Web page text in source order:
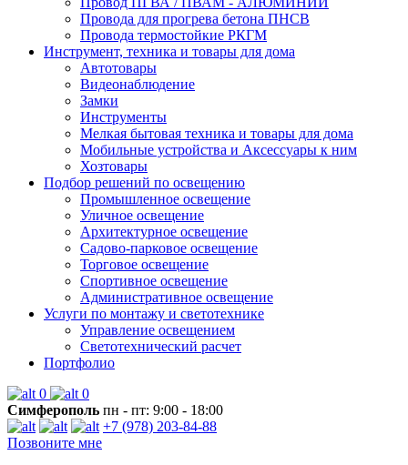
Провода для прогрева бетона ПНСВ
Провода термостойкие РКГМ
Инструмент, техника и товары для дома
Автотовары
Видеонаблюдение
Замки
Инструменты
Мелкая бытовая техника и товары для дома
Мобильные устройства и Аксессуары к ним
Хозтовары
Подбор решений по освещению
Промышленное освещение
Уличное освещение
Архитектурное освещение
Садово-парковое освещение
Торговое освещение
Спортивное освещение
Административное освещение
Услуги по монтажу и светотехнике
Управление освещением
Светотехнический расчет
Портфолио
0
0
Симферополь пн - пт: 9:00 - 18:00
+7 (978) 203-84-88
Позвоните мне